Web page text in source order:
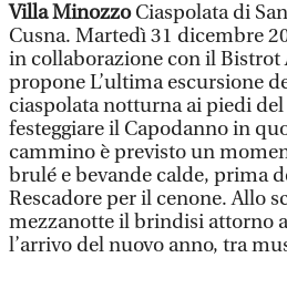
Villa MinozzoCiaspolata di
Cusna. Martedì 31 dicembre
in collaborazione con il Bistrot
propone L’ultima escursione
ciaspolata notturna ai piedi
festeggiare il Capodanno in
cammino è previsto un
brulé e bevande calde, prima
Rescadore per il cenone. Allo
mezzanotte il brindisi attorno
l’arrivo del nuovo anno, tra